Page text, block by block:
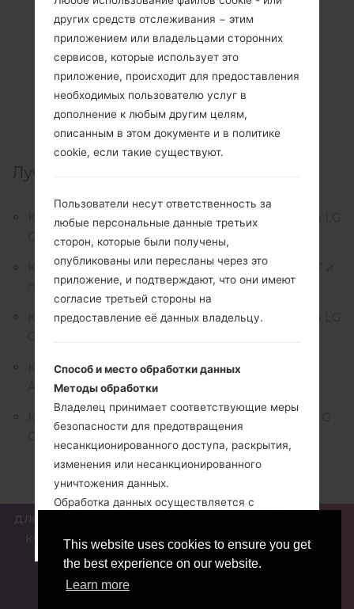
This website uses cookies to ensure you get
the best experience on our website.
Learn more
Лучшие статьи:
Как удалить все данные с телефона через меню на LG
Optimus Chic, Optimus Sol и аналогичных сериях?
Как сделать Аппаратный сброс на LG G3, G4, G5, G7 и
похожих сериях?
Как удалить все данные с телефона через меню на LG
Optimus Chat , L20, L30 и аналогичных сериях?
Как получить root права на любое устройство LG
Android в один клик?
Как удалить все данные с телефона через код на LG
G3, G4, G5, G7 и аналогичных сериях?
ДЛЯ БЛОГЕРОВ И ПИСАТЕЛЕЙ
КОНТАКТЫ
ПОЛИТИКА КОНФИДЕНЦИАЛЬНОСТИ
УСЛОВИЯ ОБСЛУЖИВАНИЯ
других средств отслеживания − этим
приложением или владельцами сторонних
сервисов, которые использует это
приложение, происходит для предоставления
необходимых пользователю услуг в
дополнение к любым другим целям,
описанным в этом документе и в политике
cookie, если такие существуют.
Пользователи несут ответственность за
любые персональные данные третьих
сторон, которые были получены,
опубликованы или пересланы через это
приложение, и подтверждают, что они имеют
согласие третьей стороны на
предоставление её данных владельцу.
Способ и место обработки данных
Методы обработки
Владелец принимает соответствующие меры
безопасности для предотвращения
несанкционированного доступа, раскрытия,
изменения или несанкционированного
уничтожения данных.
Обработка данных осуществляется с
инструментов в соответствии с
организационными процедурами и методами,
строго связанными с указанными целями.